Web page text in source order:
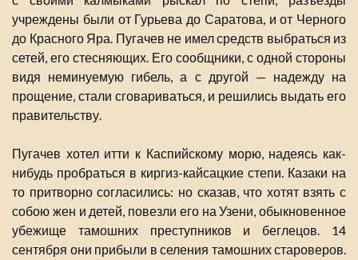
учреждены были от Гурьева до Саратова, и от Черного
до Красного Яра. Пугачев не имел средств выбраться из
сетей, его стесняющих. Его сообщники, с одной стороны
видя неминуемую гибель, а с другой — надежду на
прощение, стали сговариваться, и решились выдать его
правительству.
Пугачев хотел итти к Каспийскому морю, надеясь как-
нибудь пробраться в киргиз-кайсацкие степи. Казаки на
то притворно согласились: но сказав, что хотят взять с
собою жен и детей, повезли его на Узени, обыкновенное
убежище тамошних преступников и беглецов. 14
сентября они прибыли в селения тамошних староверов.